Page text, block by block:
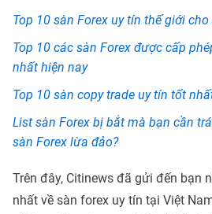
Top 10 sàn Forex uy tín thế giới
Top 10 các sàn Forex được cấp
nhất hiện nay
Top 10 sàn copy trade uy tín tốt
List sàn Forex bị bắt mà bạn cần
sàn Forex lừa đảo?
Trên đây, Citinews đã gửi đến bạn
nhất về sàn forex uy tín tại Việt